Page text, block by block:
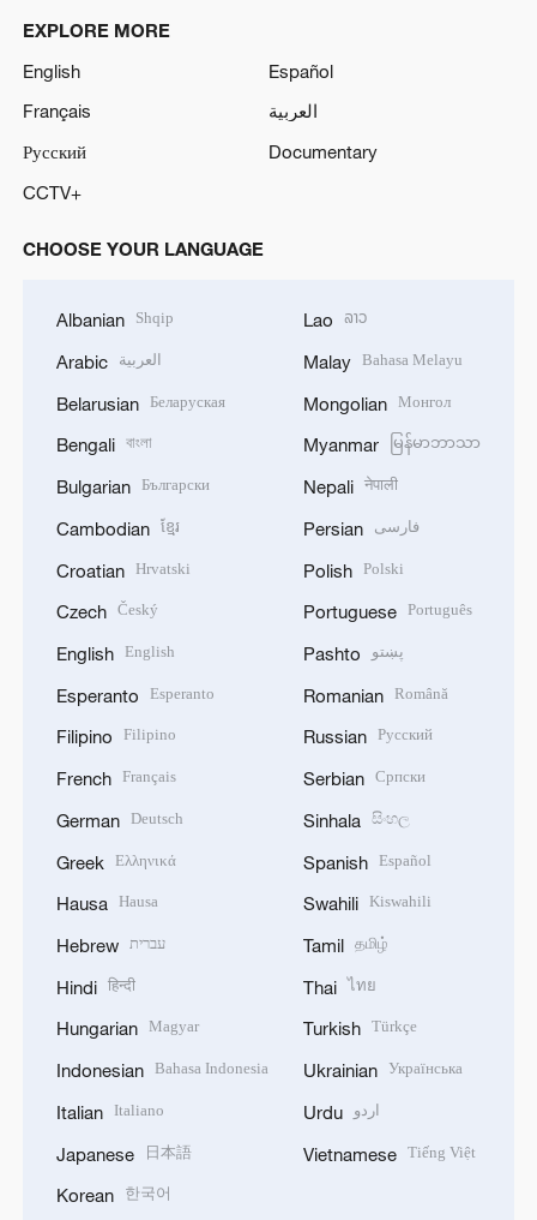
EXPLORE MORE
English
Español
Français
العربية
Русский
Documentary
CCTV+
CHOOSE YOUR LANGUAGE
Albanian Shqip
Arabic العربية
Belarusian Беларуская
Bengali বাংলা
Bulgarian Български
Cambodian ខ្មែរ
Croatian Hrvatski
Czech Český
English English
Esperanto Esperanto
Filipino Filipino
French Français
German Deutsch
Greek Ελληνικά
Hausa Hausa
Hebrew עברית
Hindi हिन्दी
Hungarian Magyar
Indonesian Bahasa Indonesia
Italian Italiano
Japanese 日本語
Korean 한국어
Lao ລາວ
Malay Bahasa Melayu
Mongolian Монгол
Myanmar မြန်မာဘာသာ
Nepali नेपाली
Persian فارسی
Polish Polski
Portuguese Português
Pashto پښتو
Romanian Română
Russian Русский
Serbian Српски
Sinhala සිංහල
Spanish Español
Swahili Kiswahili
Tamil தமிழ்
Thai ไทย
Turkish Türkçe
Ukrainian Українська
Urdu اردو
Vietnamese Tiếng Việt